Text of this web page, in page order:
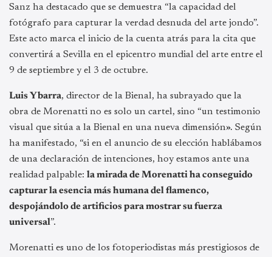
Sanz ha destacado que se demuestra “la capacidad del
fotógrafo para capturar la verdad desnuda del arte jondo”.
Este acto marca el inicio de la cuenta atrás para la cita que
convertirá a Sevilla en el epicentro mundial del arte entre el
9 de septiembre y el 3 de octubre.
Luis Ybarra, director de la Bienal, ha subrayado que la
obra de Morenatti no es solo un cartel, sino “un testimonio
visual que sitúa a la Bienal en una nueva dimensión». Según
ha manifestado, “si en el anuncio de su elección hablábamos
de una declaración de intenciones, hoy estamos ante una
realidad palpable: la mirada de Morenatti ha conseguido
capturar la esencia más humana del flamenco,
despojándolo de artificios para mostrar su fuerza
universal”.
Morenatti es uno de los fotoperiodistas más prestigiosos de